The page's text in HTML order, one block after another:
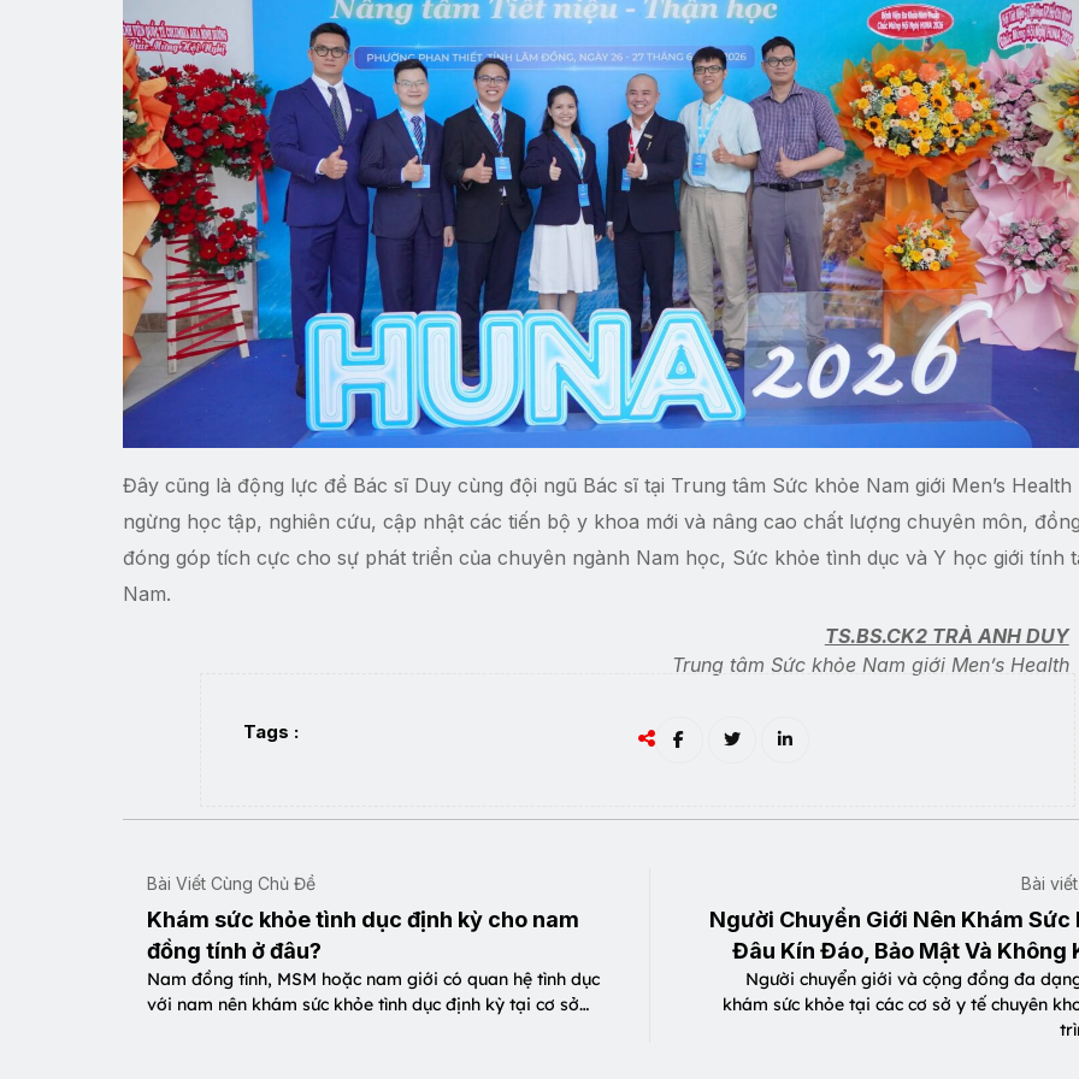
Đây cũng là động lực để Bác sĩ Duy cùng đội ngũ Bác sĩ tại Trung tâm Sức khỏe Nam giới Men’s Health
ngừng học tập, nghiên cứu, cập nhật các tiến bộ y khoa mới và nâng cao chất lượng chuyên môn,
đóng góp tích cực cho sự phát triển của chuyên ngành Nam học, Sức khỏe tình dục và Y học giới tính
Nam.
TS.BS.CK2 TRÀ ANH DUY
Trung tâm Sức khỏe Nam giới Men’s Health
Tags :
Bài Viết Cùng Chủ Đề
Khám sức khỏe tình dục định kỳ cho nam
đồng tính ở đâu?
Nam đồng tính, MSM hoặc nam giới có quan hệ tình dục
với nam nên khám sức khỏe tình dục định kỳ tại cơ sở…
Bài
Người Chuyển Giới Nên Khám Sức
Đâu Kín Đáo, Bảo Mật Và Không
Người chuyển giới và cộng đồng đa
khám sức khỏe tại các cơ sở y tế chuyên